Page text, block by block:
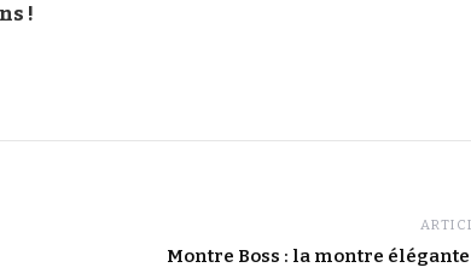
!
Montre Boss : la montre